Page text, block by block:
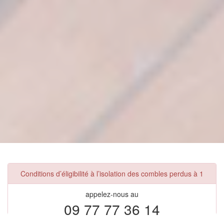
Conditions d’éligibilité à l’isolation des combles perdus à 1
appelez-nous au
09 77 77 36 14